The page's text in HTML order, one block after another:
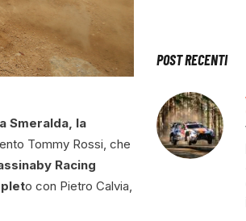
Smeralda, la
Tommy Rossi, che
Racing
o con Pietro Calvia,
POST RECENTI